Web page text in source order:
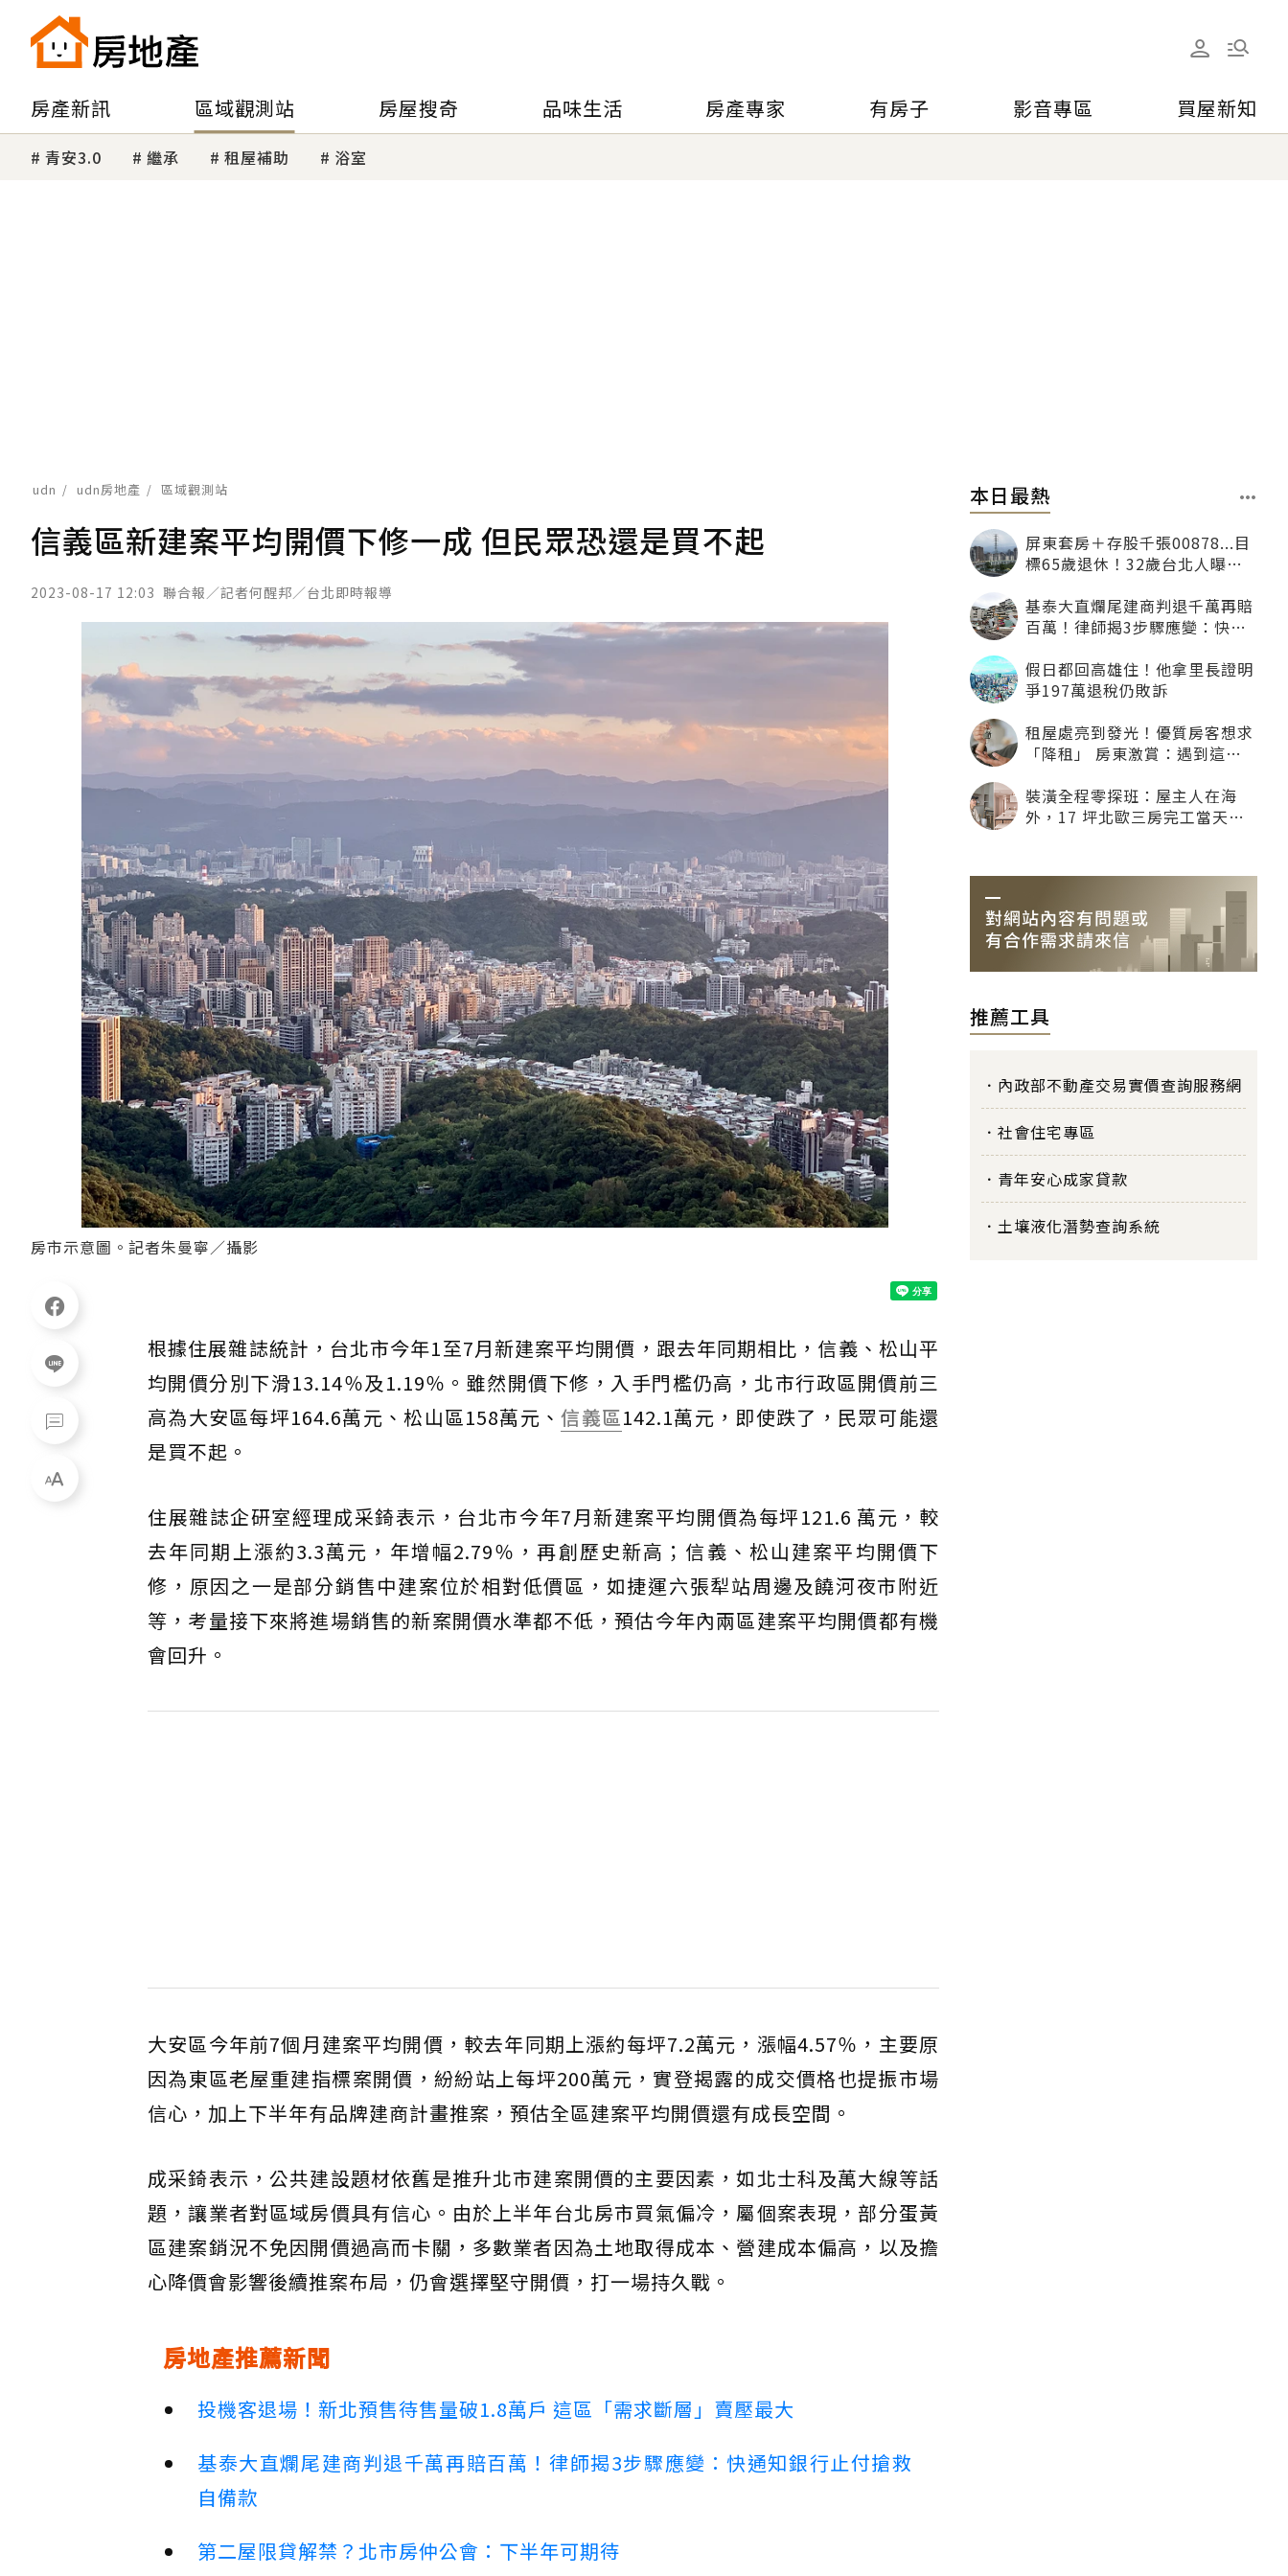
房產新訊 區域觀測站 房屋搜奇 品味生活 房產專家 有房子 影音專區 買屋新知
青安3.0 繼承 租屋補助 浴室
udn udn房地產 區域觀測站
信義區新建案平均開價下修一成 但民眾恐還是買不起
2023-08-17 12:03 聯合報／記者何醒邦／台北即時報導
房市示意圖。記者朱曼寧／攝影
根據住展雜誌統計，台北市今年1至7月新建案平均開價，跟去年同期相比，信義、松山平
均開價分別下滑13.14％及1.19％。雖然開價下修，入手門檻仍高，北市行政區開價前三
高為大安區每坪164.6萬元、松山區158萬元、信義區142.1萬元，即使跌了，民眾可能還
是買不起。
住展雜誌企研室經理成采錡表示，台北市今年7月新建案平均開價為每坪121.6 萬元，較
去年同期上漲約3.3萬元，年增幅2.79％，再創歷史新高；信義、松山建案平均開價下
修，原因之一是部分銷售中建案位於相對低價區，如捷運六張犁站周邊及饒河夜市附近
等，考量接下來將進場銷售的新案開價水準都不低，預估今年內兩區建案平均開價都有機
會回升。
大安區今年前7個月建案平均開價，較去年同期上漲約每坪7.2萬元，漲幅4.57％，主要原
因為東區老屋重建指標案開價，紛紛站上每坪200萬元，實登揭露的成交價格也提振市場
信心，加上下半年有品牌建商計畫推案，預估全區建案平均開價還有成長空間。
成采錡表示，公共建設題材依舊是推升北市建案開價的主要因素，如北士科及萬大線等話
題，讓業者對區域房價具有信心。由於上半年台北房市買氣偏冷，屬個案表現，部分蛋黃
區建案銷況不免因開價過高而卡關，多數業者因為土地取得成本、營建成本偏高，以及擔
心降價會影響後續推案布局，仍會選擇堅守開價，打一場持久戰。
房地產推薦新聞
投機客退場！新北預售待售量破1.8萬戶 這區「需求斷層」賣壓最大
基泰大直爛尾建商判退千萬再賠百萬！律師揭3步驟應變：快通知銀行止付搶救
自備款
第二屋限貸解禁？北市房仲公會：下半年可期待
本日最熱
屏東套房＋存股千張00878...目
標65歲退休！32歲台北人曝：
基泰大直爛尾建商判退千萬再賠
百萬！律師揭3步驟應變：快通
假日都回高雄住！他拿里長證明
爭197萬退稅仍敗訴
租屋處亮到發光！優質房客想求
「降租」 房東激賞：遇到這種
裝潢全程零探班：屋主人在海
外，17 坪北歐三房完工當天才
推薦工具
內政部不動產交易實價查詢服務網
社會住宅專區
青年安心成家貸款
土壤液化潛勢查詢系統